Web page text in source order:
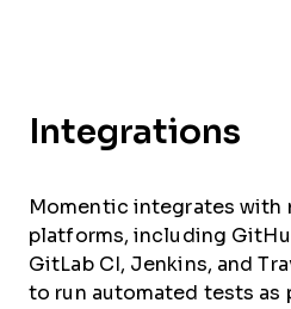
Integrations
Momentic integrates with
platforms, including
GitLab CI, Jenkins, and
to run automated tests as